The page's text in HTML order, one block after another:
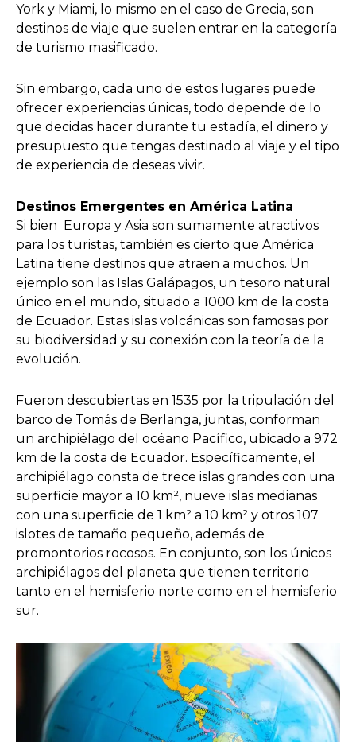
York y Miami, lo mismo en el caso de Grecia, son
destinos de viaje que suelen entrar en la categoría
de turismo masificado.
Sin embargo, cada uno de estos lugares puede
ofrecer experiencias únicas, todo depende de lo
que decidas hacer durante tu estadía, el dinero y
presupuesto que tengas destinado al viaje y el tipo
de experiencia de deseas vivir.
Destinos Emergentes en América Latina
Si bien Europa y Asia son sumamente atractivos
para los turistas, también es cierto que América
Latina tiene destinos que atraen a muchos. Un
ejemplo son las Islas Galápagos, un tesoro natural
único en el mundo, situado a 1000 km de la costa
de Ecuador. Estas islas volcánicas son famosas por
su biodiversidad y su conexión con la teoría de la
evolución.
Fueron descubiertas en 1535 por la tripulación del
barco de Tomás de Berlanga, juntas, conforman
un archipiélago del océano Pacífico, ubicado a 972
km de la costa de Ecuador. Específicamente, el
archipiélago consta de trece islas grandes con una
superficie mayor a 10 km², nueve islas medianas
con una superficie de 1 km² a 10 km² y otros 107
islotes de tamaño pequeño, además de
promontorios rocosos. En conjunto, son los únicos
archipiélagos del planeta que tienen territorio
tanto en el hemisferio norte como en el hemisferio
sur.